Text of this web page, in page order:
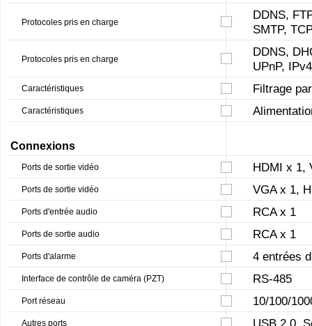
Protocoles pris en charge
DDNS,
SMTP,
Protocoles pris en charge
DDNS,
UPnP,
Caractéristiques Filtrage
Caractéristiques
Connexions
Ports de sortie vidéo HDMI x 1,
Ports de sortie vidéo VGA x 1,
Ports d'entrée audio RCA x 1
Ports de sortie audio RCA x 1
Ports d'alarme 4 entrées
Interface de contrôle de caméra (PZT) RS-485
Port réseau 10/100/
Autres ports USB 2.0,